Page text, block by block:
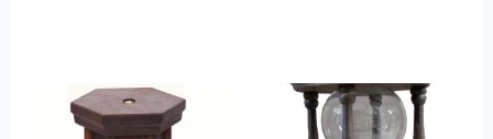
produit
Ce
produit